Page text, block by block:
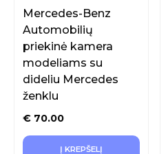
Mercedes-Benz
Automobilių
priekinė kamera
modeliams su
dideliu Mercedes
ženklu
€ 70.00
Į KREPŠELĮ